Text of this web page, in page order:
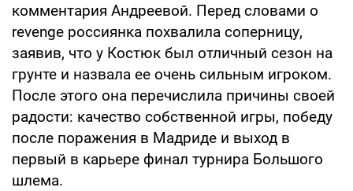
комментария Андреевой. Перед словами о
revenge россиянка похвалила соперницу,
заявив, что у Костюк был отличный сезон на
грунте и назвала ее очень сильным игроком.
После этого она перечислила причины своей
радости: качество собственной игры, победу
после поражения в Мадриде и выход в
первый в карьере финал турнира Большого
шлема.